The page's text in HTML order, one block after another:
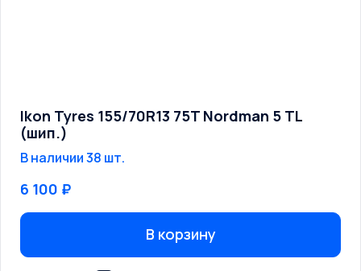
Ikon Tyres 155/70R13 75T Nordman 5 TL
(шип.)
В наличии 38 шт.
6 100 ₽
В корзину